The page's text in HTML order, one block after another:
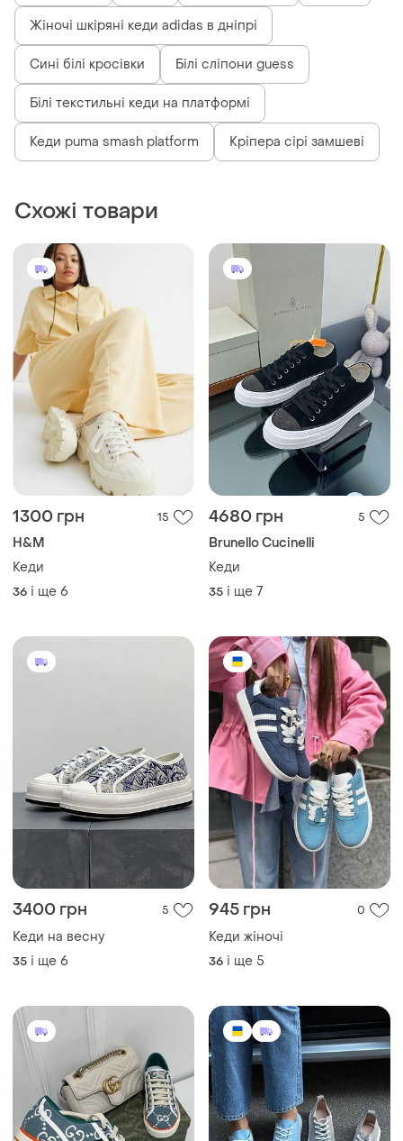
Жіночі шкіряні кеди adidas в дніпрі
Сині білі кросівки Білі сліпони guess
Білі текстильні кеди на платформі
Кеди puma smash platform Кріпера сірі замшеві
Схожі товари
1300 грн 15
H&M
Кеди
36 і ще 6
4680 грн 5
Brunello Cucinelli
Кеди
35 і ще 7
3400 грн 5
Кеди на весну
35 і ще 6
945 грн 0
Кеди жіночі
36 і ще 5